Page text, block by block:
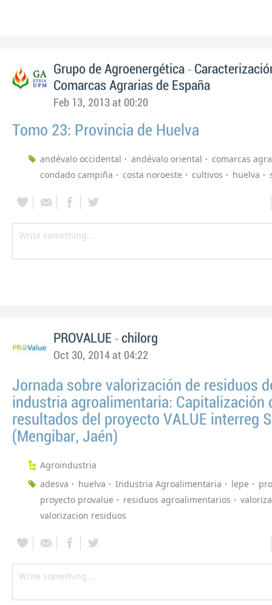
Grupo de Agroenergética -
Comarcas Agrarias de España
Feb 13, 2013 at 00:20
Tomo 23: Provincia de Huelva
andévalo occidental andévalo oriental
comarcas
condado campiña
costa noroeste cultivos huelva
PROVALUE - chilorg
Oct 30, 2014 at 04:22
Jornada sobre valorización de residuos
industria agroalimentaria: Capitalización
resultados del proyecto VALUE interreg
(Mengibar, Jaén)
Agroindustria
adesva
huelva Industria Agroalimentaria lepe
proyecto provalue
residuos agroalimentarios
valorizacion residuos